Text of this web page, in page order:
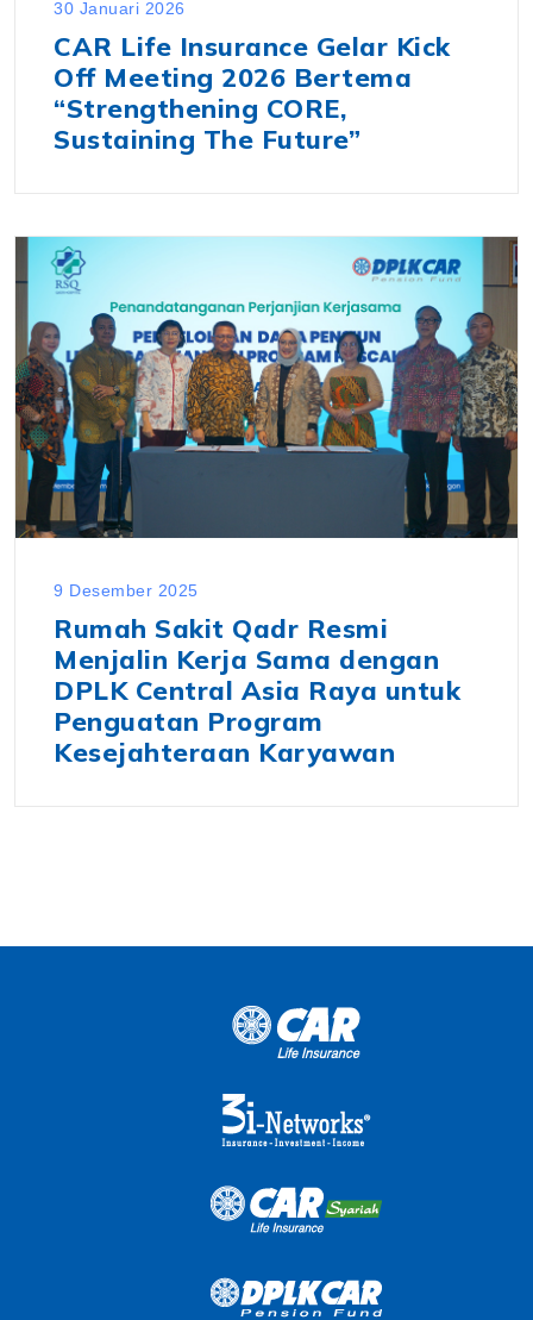
30 Januari 2026
CAR Life Insurance Gelar Kick
Off Meeting 2026 Bertema
“Strengthening CORE,
Sustaining The Future”
9 Desember 2025
Rumah Sakit Qadr Resmi
Menjalin Kerja Sama dengan
DPLK Central Asia Raya untuk
Penguatan Program
Kesejahteraan Karyawan